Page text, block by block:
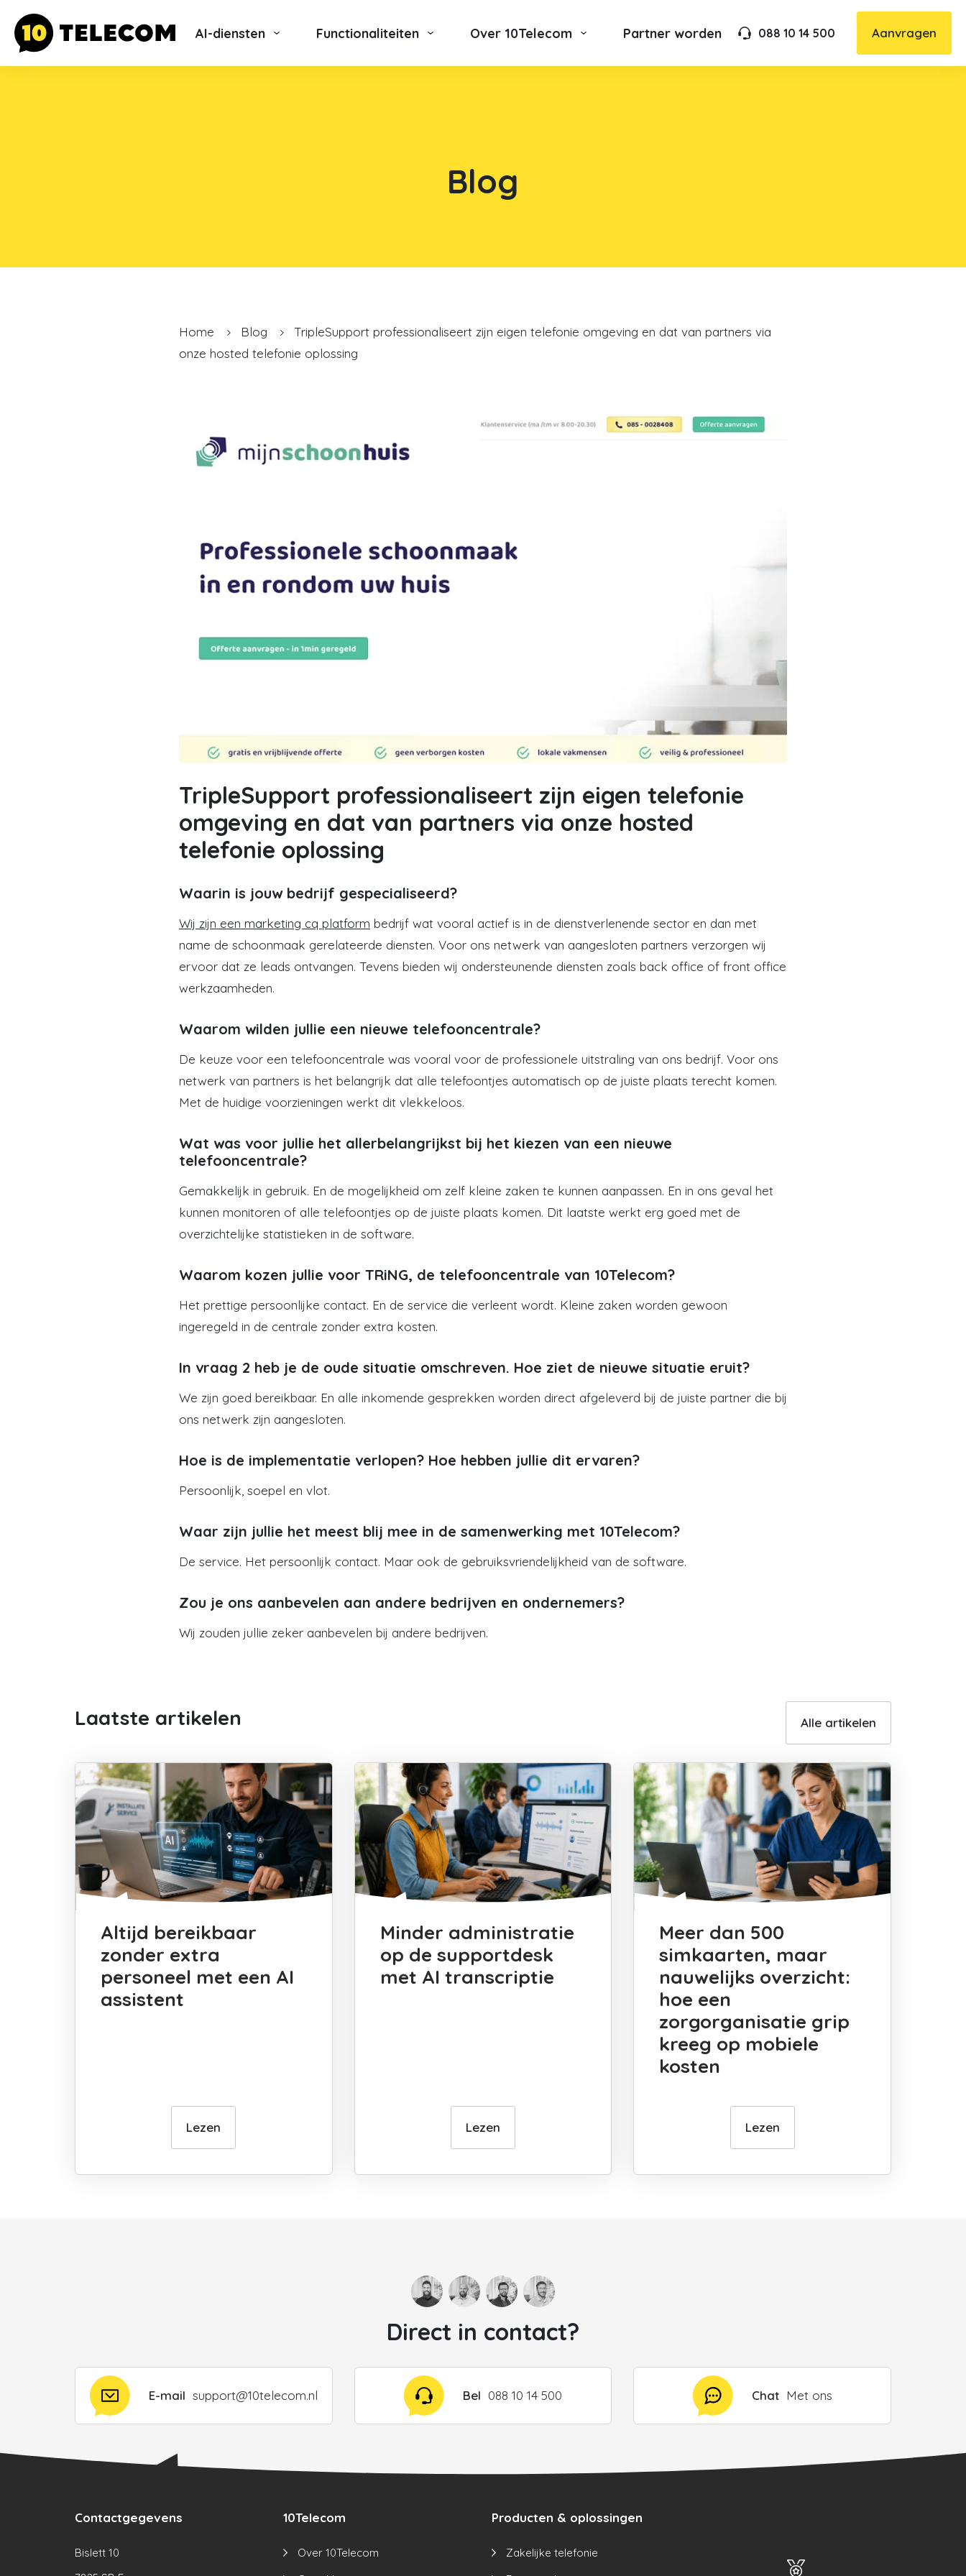
AI-diensten Functionaliteiten Over 10Telecom Partner worden 088 10 14 500 Aanvragen
Blog
Home Blog
TripleSupport professionaliseert zijn eigen telefonie omgeving en dat van partners via
onze hosted telefonie oplossing
TripleSupport professionaliseert zijn eigen telefonie
omgeving en dat van partners via onze hosted
telefonie oplossing
Waarin is jouw bedrijf gespecialiseerd?
Wij zijn een marketing cq platform bedrijf wat vooral actief is in de dienstverlenende sector en dan met
name de schoonmaak gerelateerde diensten. Voor ons netwerk van aangesloten partners verzorgen wij
ervoor dat ze leads ontvangen. Tevens bieden wij ondersteunende diensten zoals back office of front office
werkzaamheden.
Waarom wilden jullie een nieuwe telefooncentrale?
De keuze voor een telefooncentrale was vooral voor de professionele uitstraling van ons bedrijf. Voor ons
netwerk van partners is het belangrijk dat alle telefoontjes automatisch op de juiste plaats terecht komen.
Met de huidige voorzieningen werkt dit vlekkeloos.
Wat was voor jullie het allerbelangrijkst bij het kiezen van een nieuwe
telefooncentrale?
Gemakkelijk in gebruik. En de mogelijkheid om zelf kleine zaken te kunnen aanpassen. En in ons geval het
kunnen monitoren of alle telefoontjes op de juiste plaats komen. Dit laatste werkt erg goed met de
overzichtelijke statistieken in de software.
Waarom kozen jullie voor TRiNG, de telefooncentrale van 10Telecom?
Het prettige persoonlijke contact. En de service die verleent wordt. Kleine zaken worden gewoon
ingeregeld in de centrale zonder extra kosten.
In vraag 2 heb je de oude situatie omschreven. Hoe ziet de nieuwe situatie eruit?
We zijn goed bereikbaar. En alle inkomende gesprekken worden direct afgeleverd bij de juiste partner die bij
ons netwerk zijn aangesloten.
Hoe is de implementatie verlopen? Hoe hebben jullie dit ervaren?
Persoonlijk, soepel en vlot.
Waar zijn jullie het meest blij mee in de samenwerking met 10Telecom?
De service. Het persoonlijk contact. Maar ook de gebruiksvriendelijkheid van de software.
Zou je ons aanbevelen aan andere bedrijven en ondernemers?
Wij zouden jullie zeker aanbevelen bij andere bedrijven.
Laatste artikelen Alle artikelen
Altijd bereikbaar
zonder extra
personeel met een AI
assistent
Lezen
Minder administratie
op de supportdesk
met AI transcriptie
Lezen
Meer dan 500
simkaarten, maar
nauwelijks overzicht:
hoe een
zorgorganisatie grip
kreeg op mobiele
kosten
Lezen
Direct in contact?
E-mail support@10telecom.nl Bel 088 10 14 500 Chat Met ons
Contactgegevens
Bislett 10
10Telecom
Over 10Telecom
Producten & oplossingen
Zakelijke telefonie